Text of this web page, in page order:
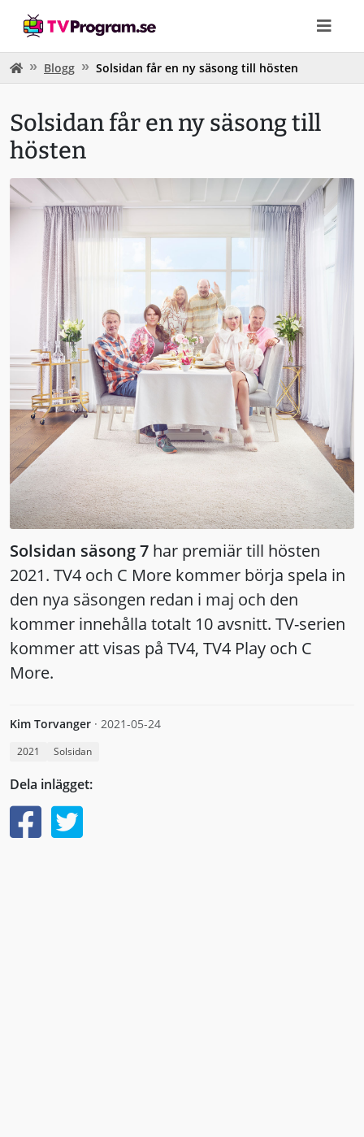
Blogg Solsidan får en ny säsong till hösten
Solsidan får en ny säsong till
hösten
Solsidan säsong 7 har premiär till hösten
2021. TV4 och C More kommer börja spela in
den nya säsongen redan i maj och den
kommer innehålla totalt 10 avsnitt. TV-serien
kommer att visas på TV4, TV4 Play och C
More.
Kim Torvanger · 2021-05-24
2021 Solsidan
Dela inlägget: